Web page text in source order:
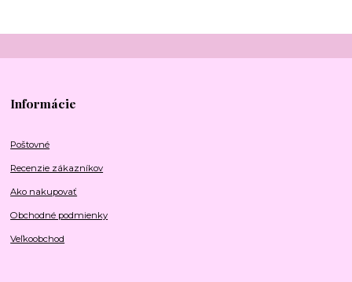
Informácie
Poštovné
Recenzie zákazníkov
Ako nakupovať
Obchodné podmienky
Veľkoobchod